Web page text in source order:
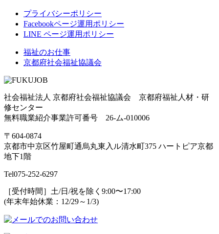
プライバシーポリシー
Facebookページ運用ポリシー
LINE ページ運用ポリシー
福祉のお仕事
京都府社会福祉協議会
社会福祉法人 京都府社会福祉協議会 京都府福祉人材・研
修センター
無料職業紹介事業許可番号 26-ム-010006
〒604-0874
京都市中京区竹屋町通烏丸東入ル清水町375 ハートピア京都
地下1階
Tel075-252-6297
［受付時間］土/日/祝を除く9:00〜17:00
(年末年始休業：12/29～1/3)